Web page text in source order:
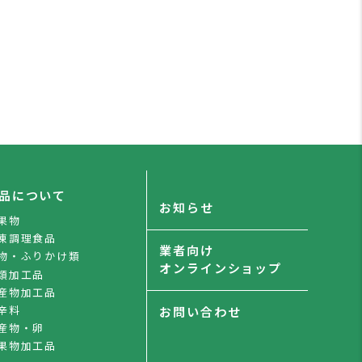
について
物
調理食品
・ふりかけ類
加工品
物加工品
料
物・卵
物加工品
お知らせ
業者向け
オンラインショップ
お問い合わせ